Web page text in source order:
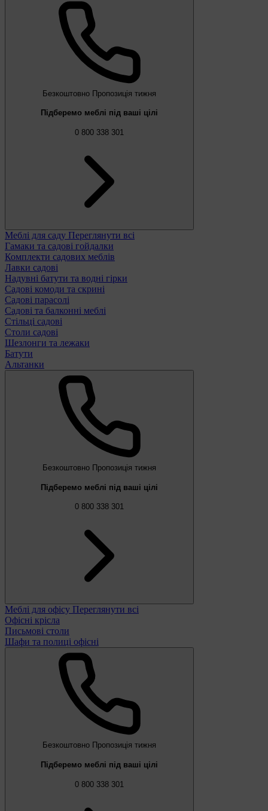
Безкоштовно Пропозиція тижня
Підберемо меблі під ваші цілі
0 800 338 301
Меблі для саду Переглянути всі
Гамаки та садові гойдалки
Комплекти садових меблів
Лавки садові
Надувні батути та водні гірки
Садові комоди та скрині
Садові парасолі
Садові та балконні меблі
Стільці садові
Столи садові
Шезлонги та лежаки
Батути
Альтанки
Безкоштовно Пропозиція тижня
Підберемо меблі під ваші цілі
0 800 338 301
Меблі для офісу Переглянути всі
Офісні крісла
Письмові столи
Шафи та полиці офісні
Безкоштовно Пропозиція тижня
Підберемо меблі під ваші цілі
0 800 338 301